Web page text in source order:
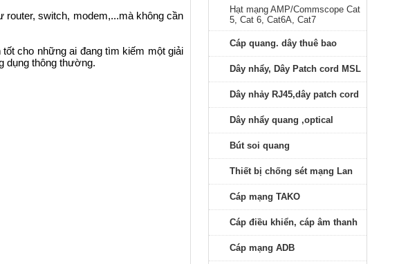
router, switch, modem,...mà không cần
cho những ai đang tìm kiếm một giải
dụng thông thường.
Hạt mạng AMP/Commscope Cat
5, Cat 6, Cat6A, Cat7
Cáp quang. dây thuê bao
Dây nhẩy, Dây Patch cord MSL
Dây nhảy RJ45,dây patch cord
RJ45 AMP/Commscope
Dây nhẩy quang ,optical
Bút soi quang
Thiết bị chống sét mạng Lan
Cáp mạng TAKO
Cáp điều khiển, cáp âm thanh
Cáp mạng ADB